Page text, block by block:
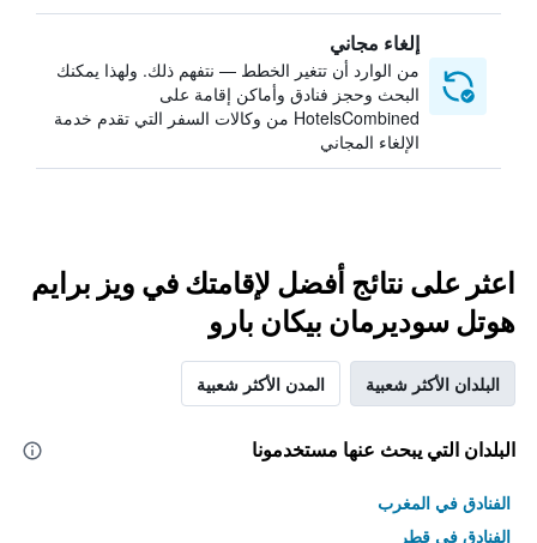
إلغاء مجاني
من الوارد أن تتغير الخطط — نتفهم ذلك. ولهذا يمكنك
البحث وحجز فنادق وأماكن إقامة على
HotelsCombined من وكالات السفر التي تقدم خدمة
الإلغاء المجاني
اعثر على نتائج أفضل لإقامتك في ويز برايم
هوتل سوديرمان بيكان بارو
البلدان الأكثر شعبية المدن الأكثر شعبية
البلدان التي يبحث عنها مستخدمونا
الفنادق في المغرب
الفنادق في قطر